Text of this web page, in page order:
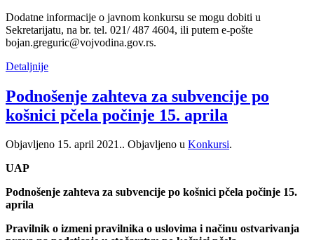
Dodatne informacije o javnom konkursu se mogu dobiti u
Sekretarijatu, na br. tel. 021/ 487 4604, ili putem e-pošte
bojan.greguric@vojvodina.gov.rs.
Detaljnije
Podnošenje zahteva za subvencije po
košnici pčela počinje 15. aprila
Objavljeno 15. april 2021.. Objavljeno u Konkursi.
UAP
Podnošenje zahteva za subvencije po košnici pčela počinje 15.
aprila
Pravilnik o izmeni pravilnika o uslovima i načinu ostvarivanja